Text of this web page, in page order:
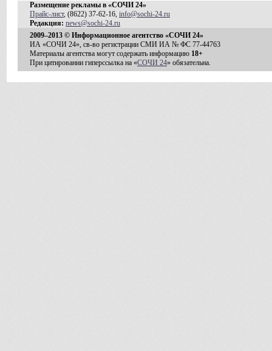
Размещение рекламы в «СОЧИ 24»
Прайс-лист, (8622) 37-62-16, info@sochi-24.ru
Редакция: news@sochi-24.ru
2009–2013 © Информационное агентство «СОЧИ 24»
ИА «СОЧИ 24», св-во регистрации СМИ ИА № ФС 77-44763
Материалы агентства могут содержать информацию 18+
При цитировании гиперссылка на «СОЧИ 24» обязательна.